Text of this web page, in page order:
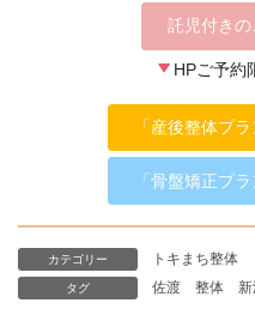
託児付き
HPご予約
「産後整体プ
「骨盤矯正プ
カテゴリー トキまち整体
タグ 佐渡 整体